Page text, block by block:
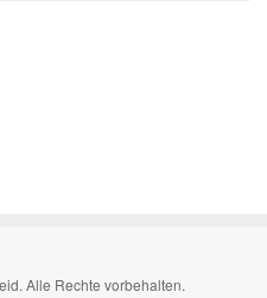
Alle Rechte vorbehalten.